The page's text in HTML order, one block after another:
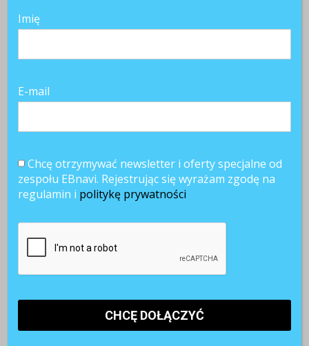
Imię
E-mail
Chcę otrzymywać newsletter i oferty specjalne od
zespołu EBnavi. Rejestrując się wyrażam zgodę na
regulamin i politykę prywatności